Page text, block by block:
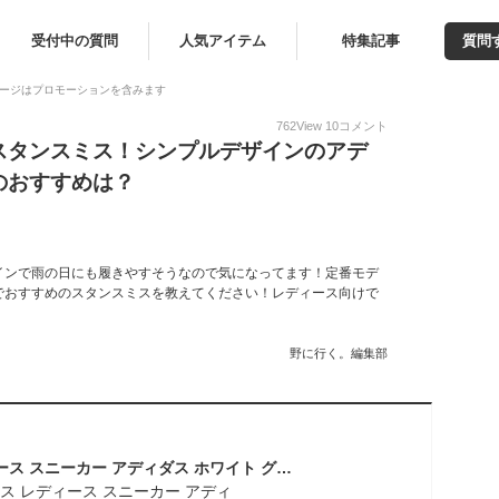
受付中の質問 人気アイテム 特集記事 質問
ジはプロモーションを含みます
762View 10コメント
ンスミス！シンプルデザインのアデ
すすめは？
で雨の日にも履きやすそうなので気になってます！定番モデ
すすめのスタンスミスを教えてください！レディース向けで
野に行く。編集部
スタンスミス レディース スニーカー アディダス ホワイト グリーン 白 緑 靴 シューズ ローカット 通学 ローカット おしゃれ サステナブル 合皮 人気 定番 シンプル オリジナルス ADIDAS ORIGINALS STAN SMITH J FX7519